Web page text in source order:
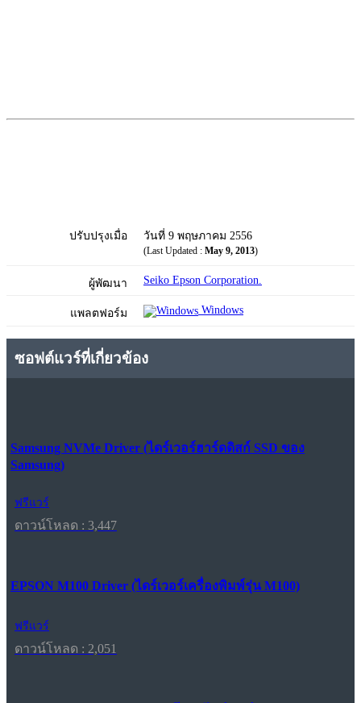
ปรับปรุงเมื่อ วันที่ 9 พฤษภาคม 2556
(Last Updated : May 9, 2013)
ผู้พัฒนา Seiko Epson Corporation.
แพลตฟอร์ม Windows
ซอฟต์แวร์ที่เกี่ยวข้อง
Samsung NVMe Driver (ไดร์เวอร์ฮาร์ดดิสก์ SSD ของ
Samsung)
ฟรีแวร์
ดาวน์โหลด : 3,447
EPSON M100 Driver (ไดร์เวอร์เครื่องพิมพ์รุ่น M100)
ฟรีแวร์
ดาวน์โหลด : 2,051